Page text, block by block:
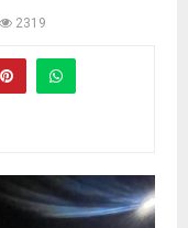
2319